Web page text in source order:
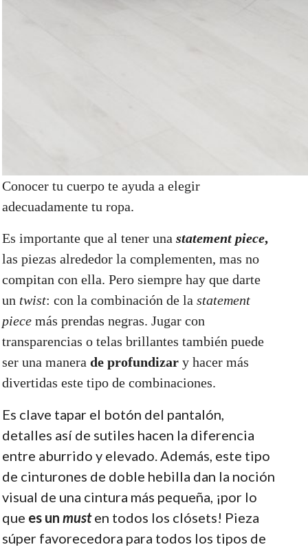
Conocer tu cuerpo te ayuda a elegir
adecuadamente tu ropa.
Es importante que al tener una statement piece,
las piezas alrededor la complementen, mas no
compitan con ella. Pero siempre hay que darte
un twist: con la combinación de la statement
piece más prendas negras. Jugar con
transparencias o telas brillantes también puede
ser una manera de profundizar y hacer más
divertidas este tipo de combinaciones.
Es clave tapar el botón del pantalón,
detalles así de sutiles hacen la diferencia
entre aburrido y elevado. Además, este tipo
de cinturones de doble hebilla dan la noción
visual de una cintura más pequeña, ¡por lo
que es un musten todos los clósets! Pieza
súper favorecedora para todos los tipos de